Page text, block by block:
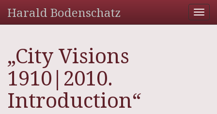
Harald Bodenschatz
„City Visions
1910|2010.
Introduction“